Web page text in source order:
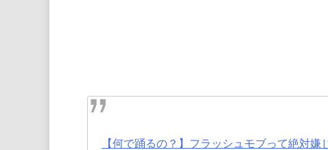
【何で踊るの？】フラッシュモブって絶対